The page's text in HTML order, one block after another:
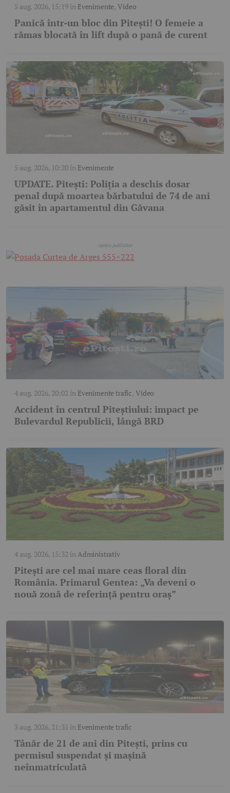
5 aug. 2026, 15:19în Evenimente,Video
Panică într-un bloc din Pitești! O femeie a
rămas blocată în lift după o pană de curent
5 aug. 2026, 10:20în Evenimente
UPDATE. Pitești: Poliția a deschis dosar
penal după moartea bărbatului de 74 de ani
găsit în apartamentul din Găvana
4 aug. 2026, 20:02 în Evenimente trafic,Video
Accident în centrul Piteștiului: impact pe
Bulevardul Republicii, lângă BRD
4 aug. 2026, 15:32 înAdministrativ
Pitești are cel mai mare ceas floral din
România. Primarul Gentea: „Va deveni o
nouă zonă de referință pentru oraș”
3 aug. 2026, 21:35 în Evenimente trafic
Tânăr de 21 de ani din Pitești, prins cu
permisul suspendat și mașină
neînmatriculată